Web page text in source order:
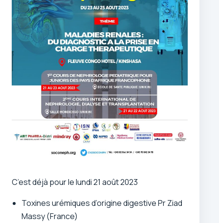
C’est déjà pour le lundi 21 août 2023
Toxines urémiques d’origine digestive Pr Ziad
Massy (France)